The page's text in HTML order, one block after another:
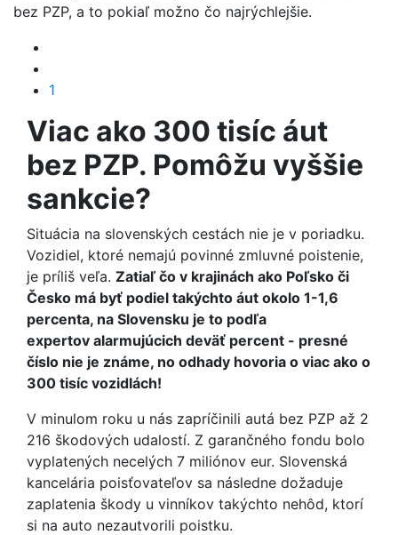
bez PZP, a to pokiaľ možno čo najrýchlejšie.
1
Viac ako 300 tisíc áut
bez PZP. Pomôžu vyššie
sankcie?
Situácia na slovenských cestách nie je v poriadku.
Vozidiel, ktoré nemajú povinné zmluvné poistenie,
je príliš veľa. Zatiaľ čo v krajinách ako Poľsko či
Česko má byť podiel takýchto áut okolo 1-1,6
percenta, na Slovensku je to podľa
expertov alarmujúcich deväť percent - presné
číslo nie je známe, no odhady hovoria o viac ako o
300 tisíc vozidlách!
V minulom roku u nás zapríčinili autá bez PZP až 2
216 škodových udalostí. Z garančného fondu bolo
vyplatených necelých 7 miliónov eur. Slovenská
kancelária poisťovateľov sa následne dožaduje
zaplatenia škody u vinníkov takýchto nehôd, ktorí
si na auto nezautvorili poistku.